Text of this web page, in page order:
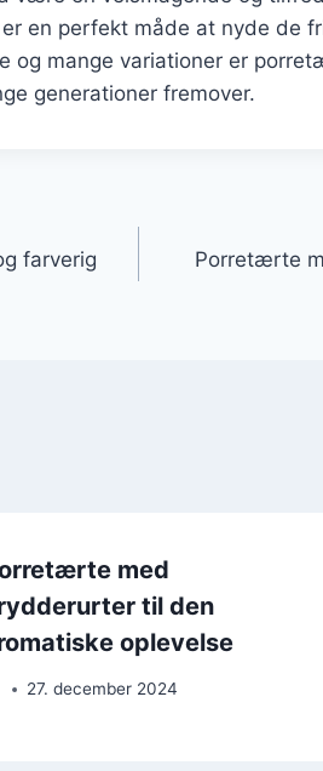
en perfekt måde at nyde de
og mange variationer er
generationer fremover.
farverig
Porretærte
med
til den
oplevelse
27. december 2024